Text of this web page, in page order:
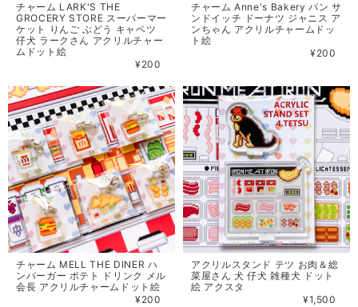
チャーム LARK'S THE
GROCERY STORE スーパーマー
ケット りんご ぶどう キャベツ
仔犬 ラークさん アクリルチャー
ムドット絵
¥200
チャーム Anne's Bakery パン サ
ンドイッチ ドーナツ ジャニス ア
ンちゃん アクリルチャームドッ
ト絵
¥200
チャーム MELL THE DINER ハ
ンバーガー ポテト ドリンク メル
会長 アクリルチャームドット絵
¥200
アクリルスタンド テツ お肉＆総
菜屋さん 犬 仔犬 雑種犬 ドット
絵 アクスタ
¥1,500